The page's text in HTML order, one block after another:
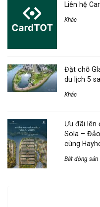
Liên hệ
Khác
Đặt chỗ
du lịch 5
Khác
Ưu đãi lên
Sola –
cùng
Bất động sản